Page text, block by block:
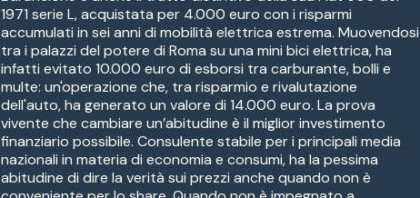
1971 serie L, acquistata per 4.000 euro con i risparmi
accumulati in sei anni di mobilità elettrica estrema. Muovendosi
tra i palazzi del potere di Roma su una mini bici elettrica, ha
infatti evitato 10.000 euro di esborsi tra carburante, bolli e
multe: un'operazione che, tra risparmio e rivalutazione
dell'auto, ha generato un valore di 14.000 euro. La prova
vivente che cambiare un’abitudine è il miglior investimento
finanziario possibile. Consulente stabile per i principali media
nazionali in materia di economia e consumi, ha la pessima
abitudine di dire la verità sui prezzi anche quando non è